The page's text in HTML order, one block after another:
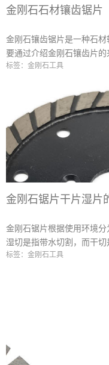
金刚石石材镶齿锯片
金刚石镶齿锯片是一种石
要通过介绍金刚石镶齿片
齿片有哪些特点？和其他锯
标签：金刚石工具
金刚石锯片干片湿片
金刚石锯片根据使用环境
湿切是指带水切割，而干
种不同的加工环境，金刚石
标签：金刚石工具